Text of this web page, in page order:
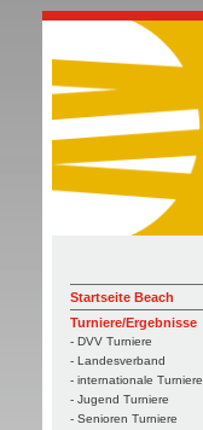
Startseite Beach
Turniere/Ergebnisse
- DVV Turniere
- Landesverband
- internationale Turniere
- Jugend Turniere
- Senioren Turniere